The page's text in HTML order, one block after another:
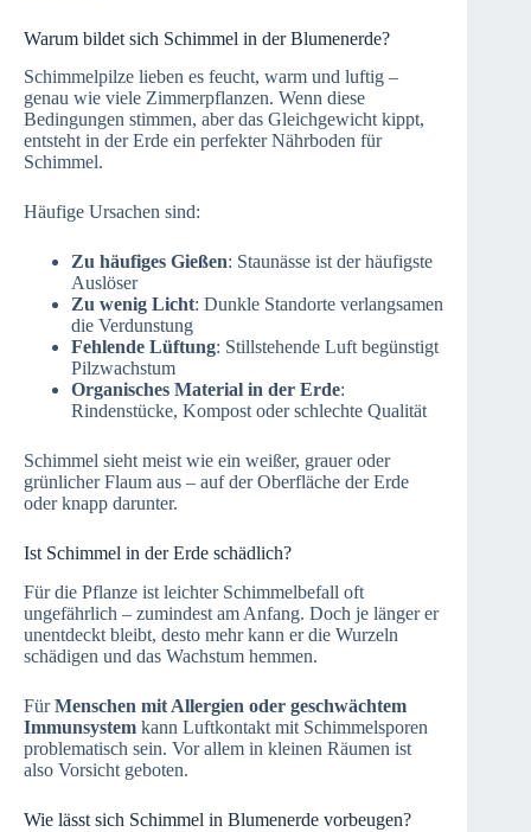
Warum bildet sich Schimmel in der Blumenerde?
Schimmelpilze lieben es feucht, warm und luftig –
genau wie viele Zimmerpflanzen. Wenn diese
Bedingungen stimmen, aber das Gleichgewicht kippt,
entsteht in der Erde ein perfekter Nährboden für
Schimmel.
Häufige Ursachen sind:
Zu häufiges Gießen: Staunässe ist der häufigste
Auslöser
Zu wenig Licht: Dunkle Standorte verlangsamen
die Verdunstung
Fehlende Lüftung: Stillstehende Luft begünstigt
Pilzwachstum
Organisches Material in der Erde:
Rindenstücke, Kompost oder schlechte Qualität
Schimmel sieht meist wie ein weißer, grauer oder
grünlicher Flaum aus – auf der Oberfläche der Erde
oder knapp darunter.
Ist Schimmel in der Erde schädlich?
Für die Pflanze ist leichter Schimmelbefall oft
ungefährlich – zumindest am Anfang. Doch je länger er
unentdeckt bleibt, desto mehr kann er die Wurzeln
schädigen und das Wachstum hemmen.
FürMenschen mit Allergien oder geschwächtem
Immunsystem kann Luftkontakt mit Schimmelsporen
problematisch sein. Vor allem in kleinen Räumen ist
also Vorsicht geboten.
Wie lässt sich Schimmel in Blumenerde vorbeugen?